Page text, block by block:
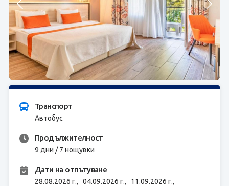
Контакти
За нас
ЗАПИТВАНЕ
Транспорт
Автобус
Продължителност
9 дни / 7 нощувки
Дати на отпътуване
28.08.2026 г., 04.09.2026 г., 11.09.2026 г.,